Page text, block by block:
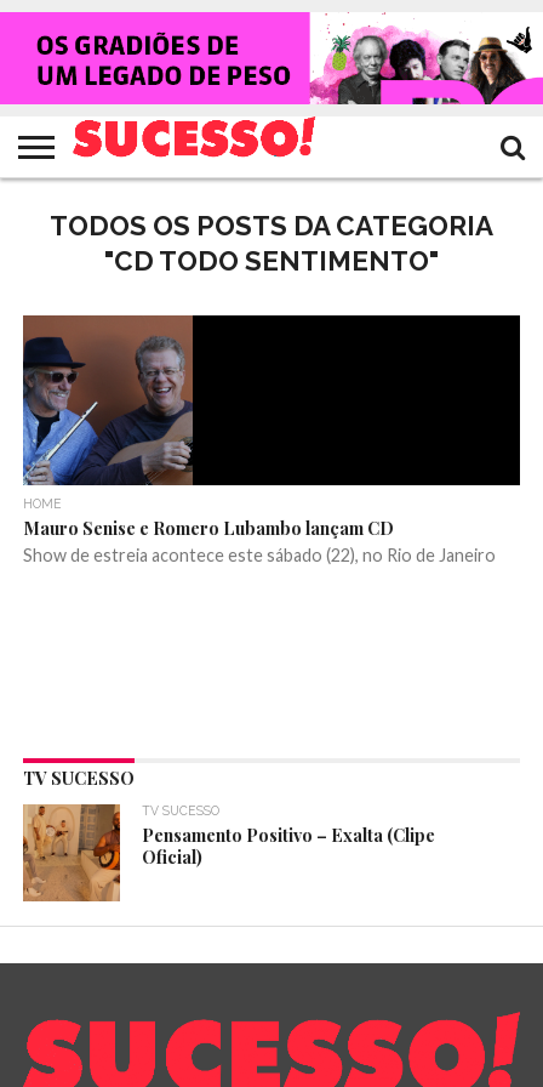
HOME
NOTÍCIAS
SHOWS
ENTREVISTAS
CLIQUES
RANKING
CROWLEY
TV
SUCESSO!
REVISTA
SUCESSO!
TODOS OS POSTS DA CATEGORIA
"CD TODO SENTIMENTO"
HOME
Mauro Senise e Romero Lubambo lançam CD
Show de estreia acontece este sábado (22), no Rio de Janeiro
TV SUCESSO
TV SUCESSO
Pensamento Positivo – Exalta (Clipe
Oficial)